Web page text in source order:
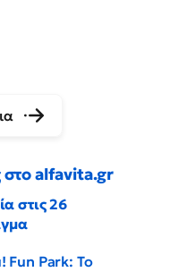
στο alfavita.gr
στις 26
Fun Park: Το